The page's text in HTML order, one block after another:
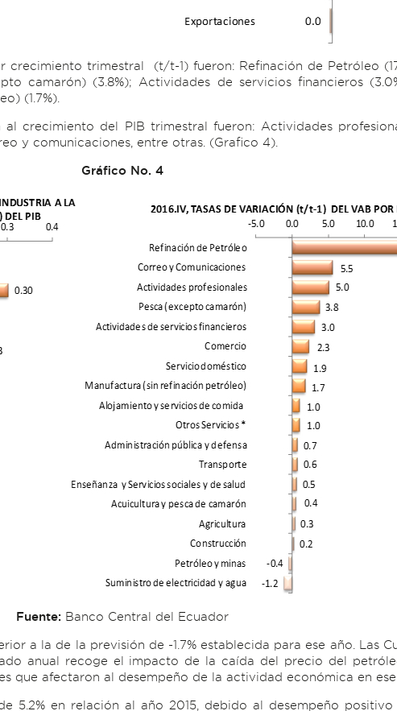
crecimiento trimestral (t/t-1) fueron: Refinación de Petróleo
camarón) (3.8%); Actividades de servicios financieros
(1.7%).
crecimiento del PIB trimestral fueron: Actividades
y comunicaciones, entre otras. (Grafico 4).
Gráfico No. 4
Fuente: Banco Central del Ecuador
a la de la previsión de -1.7% establecida para ese año. Las
anual recoge el impacto de la caída del precio del
que afectaron al desempeño de la actividad económica en
5.2% en relación al año 2015, debido al desempeño